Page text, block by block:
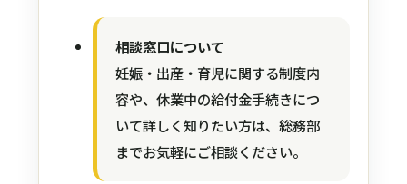
相談窓口について
妊娠・出産・育児に関する制度内
容や、休業中の給付金手続きにつ
いて詳しく知りたい方は、総務部
までお気軽にご相談ください。